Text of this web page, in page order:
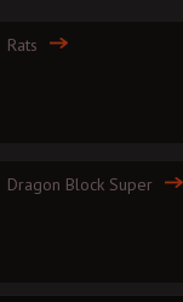
Rats
Dragon Block Super